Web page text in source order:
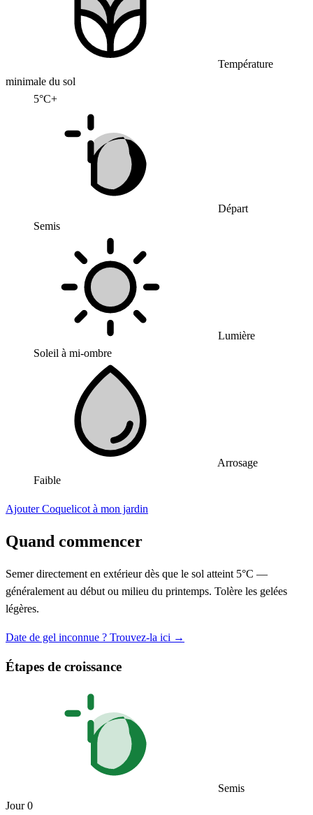
Température
minimale du sol
5°C+
Départ
Semis
Lumière
Soleil à mi-ombre
Arrosage
Faible
Ajouter Coquelicot à mon jardin
Quand commencer
Semer directement en extérieur dès que le sol atteint 5°C —
généralement au début ou milieu du printemps. Tolère les gelées
légères.
Date de gel inconnue ? Trouvez-la ici →
Étapes de croissance
Semis
Jour 0